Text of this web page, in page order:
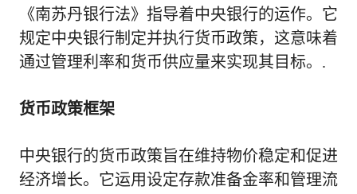
《南苏丹银行法》指导着中央银行的运作。它
规定中央银行制定并执行货币政策，这意味着
通过管理利率和货币供应量来实现其目标。.
货币政策框架
中央银行的货币政策旨在维持物价稳定和促进
经济增长。它运用设定存款准备金率和管理流